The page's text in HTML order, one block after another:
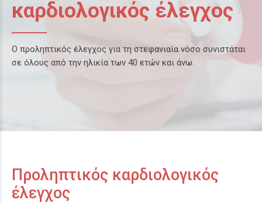
καρδιολογικός έλεγχος
Ο προληπτικός έλεγχος για τη στεφανιαία νόσο συνιστάται
σε όλους από την ηλικία των 40 ετών και άνω.
Προληπτικός καρδιολογικός
έλεγχος